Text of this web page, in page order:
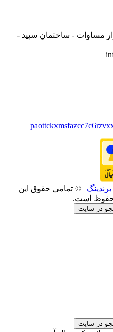
مساوات - ساختمان سپید -
| © تمامی حقوق این
است.
در سایت
در سایت